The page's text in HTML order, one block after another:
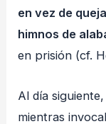
en vez de
himnos de
en prisión (cf.
Al día
mientras